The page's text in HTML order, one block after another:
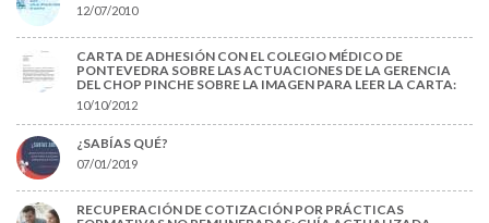
12/07/2010
CARTA DE ADHESIÓN CON EL COLEGIO MÉDICO DE
PONTEVEDRA SOBRE LAS ACTUACIONES DE LA GERENCIA
DEL CHOP PINCHE SOBRE LA IMAGEN PARA LEER LA CARTA:
10/10/2012
¿SABÍAS QUÉ?
07/01/2019
RECUPERACIÓN DE COTIZACIÓN POR PRÁCTICAS